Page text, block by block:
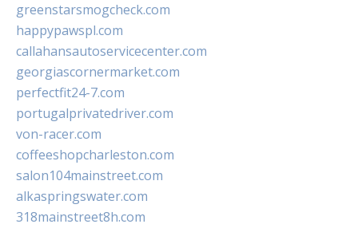
greenstarsmogcheck.com
happypawspl.com
callahansautoservicecenter.com
georgiascornermarket.com
perfectfit24-7.com
portugalprivatedriver.com
von-racer.com
coffeeshopcharleston.com
salon104mainstreet.com
alkaspringswater.com
318mainstreet8h.com